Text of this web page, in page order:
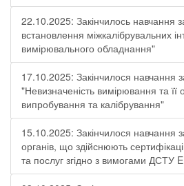
22.10.2025: Закінчилось навчання
встановлення міжкалібрувальних
вимірювального обладнання"
17.10.2025: Закінчилося навчання
"Невизначеність вимірювання та її
випробування та калібрування"
15.10.2025: Закінчилося навчання
органів, що здійснюють
та послуг згідно з вимогами ДСТУ